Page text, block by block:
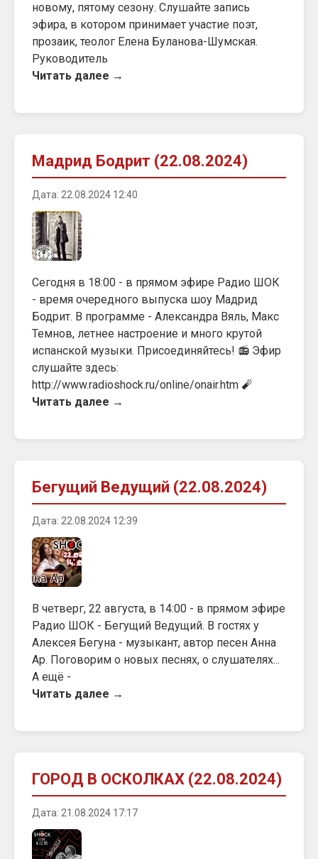
новому, пятому сезону. Слушайте запись
эфира, в котором принимает участие поэт,
прозаик, теолог Елена Буланова-Шумская.
Руководитель
Читать далее →
Мадрид Бодрит (22.08.2024)
Дата: 22.08.2024 12:40
Сегодня в 18:00 - в прямом эфире Радио ШОК
- время очередного выпуска шоу Мадрид
Бодрит. В программе - Александра Вяль, Макс
Темнов, летнее настроение и много крутой
испанской музыки. Присоединяйтесь! 📻 Эфир
слушайте здесь:
http://www.radioshock.ru/online/onair.htm 🧨
Читать далее →
Бегущий Ведущий (22.08.2024)
Дата: 22.08.2024 12:39
В четверг, 22 августа, в 14:00 - в прямом эфире
Радио ШОК - Бегущий Ведущий. В гостях у
Алексея Бегуна - музыкант, автор песен Анна
Ар. Поговорим о новых песнях, о слушателях...
А ещё -
Читать далее →
ГОРОД В ОСКОЛКАХ (22.08.2024)
Дата: 21.08.2024 17:17